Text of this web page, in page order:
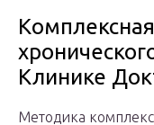
Клинике
Методика